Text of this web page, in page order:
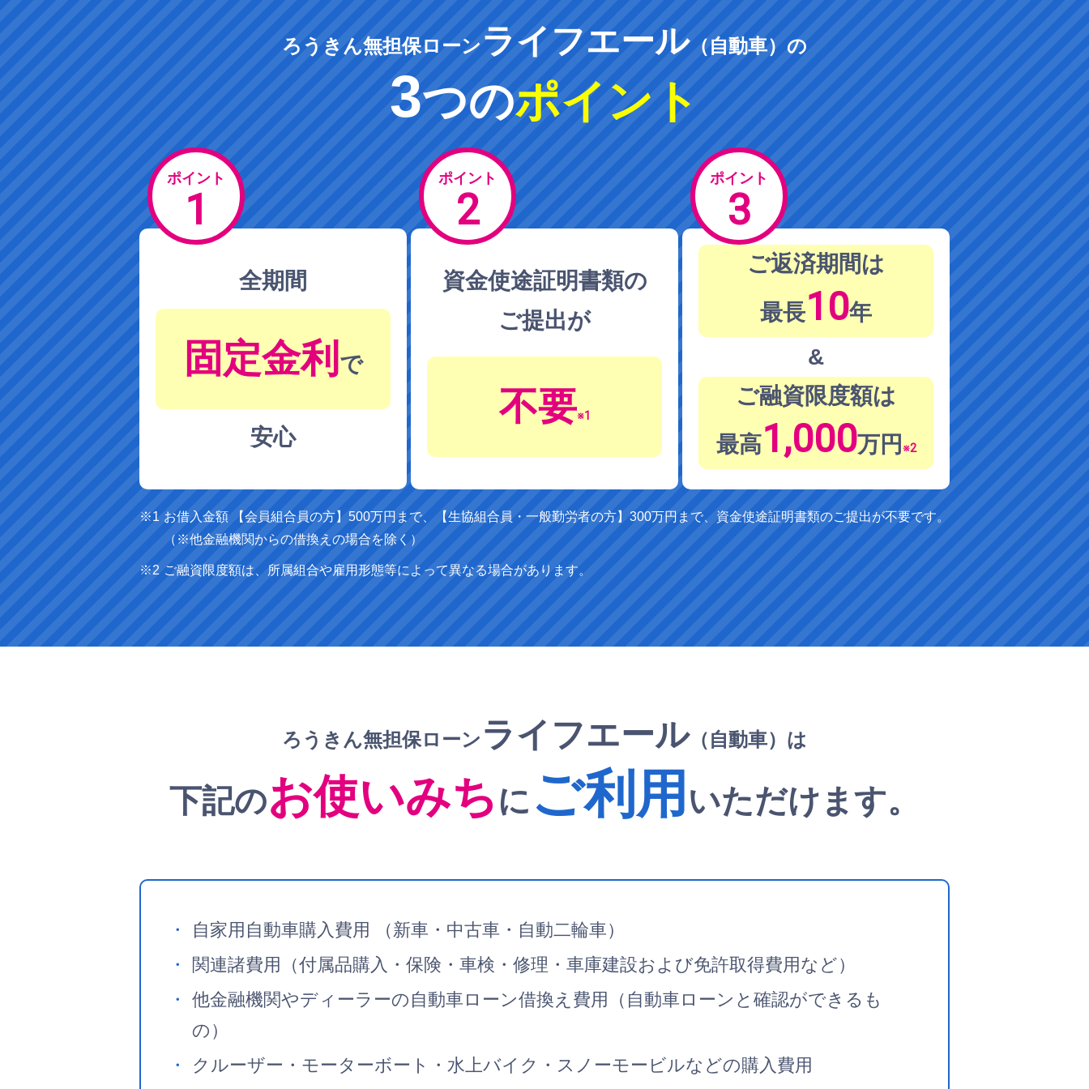
ろうきん無担保ローンライフエール（自動車）の
3つのポイント
全期間
固定金利 で
安心
ポイント
1
資金使途証明書類の
ご提出が
不要※1
ポイント
2
ご返済期間は
最長10年
&
ご融資限度額は
最高1,000万円 ※2
ポイント
3
お借入金額 【会員組合員の方】500万円まで、【生協組合員・一般勤労者の方】300万円まで、資金使途証明書類のご提出が不要です。
（※他金融機関からの借換えの場合を除く）
ご融資限度額は、所属組合や雇用形態等によって異なる場合があります。
ろうきん無担保ローン ライフエール（自動車）は
下記のお使いみち に ご利用いただけます。
自家用自動車購入費用 （新車・中古車・自動二輪車）
関連諸費用（付属品購入・保険・車検・修理・車庫建設および免許取得費用など）
他金融機関やディーラーの自動車ローン借換え費用（自動車ローンと確認ができるも
の）
クルーザー・モーターボート・水上バイク・スノーモービルなどの購入費用